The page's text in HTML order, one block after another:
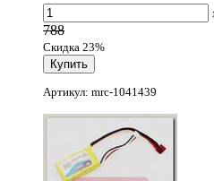
788
Скидка 23%
Артикул: mrc-1041439